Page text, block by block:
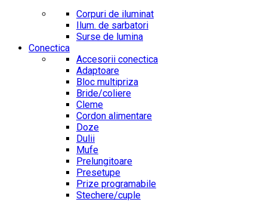
Corpuri de iluminat
Ilum. de sarbatori
Surse de lumina
Conectica
Accesorii conectica
Adaptoare
Bloc multipriza
Bride/coliere
Cleme
Cordon alimentare
Doze
Dulii
Mufe
Prelungitoare
Presetupe
Prize programabile
Stechere/cuple